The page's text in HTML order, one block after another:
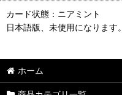
カード状態：ニアミント
日本語版、未使用になります。
ホーム